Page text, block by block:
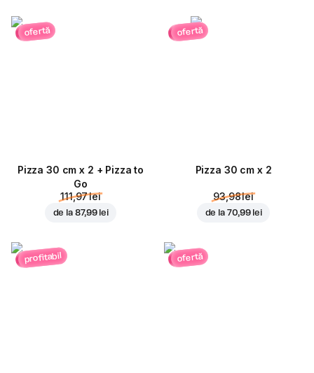
ofertă
Pizza 30 cm x 2 + Pizza to
Go
111,97 lei
de la 87,99 lei
ofertă
Pizza 30 cm x 2
93,98 lei
de la 70,99 lei
profitabil ofertă